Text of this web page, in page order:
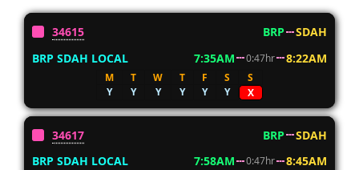
34615 BRP
SDAH
BRP SDAH LOCAL
7:35AM 0:47hr 8:22AM
M T W T F S
S
Y
Y Y Y Y Y X
34617 BRP
SDAH
BRP SDAH LOCAL
7:58AM 0:47hr 8:45AM